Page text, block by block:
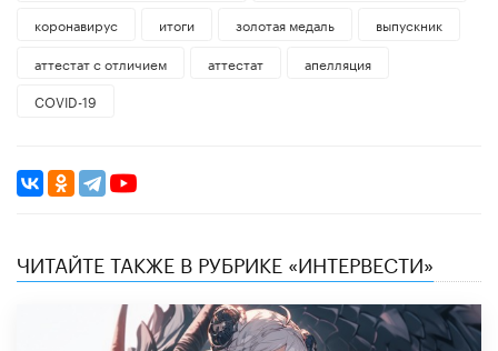
коронавирус
итоги золотая медаль
выпускник
аттестат с отличием
аттестат
апелляция
COVID-19
ЧИТАЙТЕ ТАКЖЕ В РУБРИКЕ «ИНТЕРВЕСТИ»